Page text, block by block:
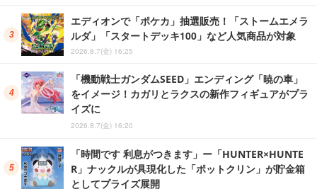
エディオンで「ポケカ」抽選販売！「ストームエメラ
ルダ」「スタートデッキ100」など人気商品が対象
2026.8.7(金) 16:25
「機動戦士ガンダムSEED」エンディング「暁の車」
をイメージ！カガリとラクスの新作フィギュアがプラ
イズに
2026.8.7(金) 16:20
「時間です 利息がつきます」ー「HUNTER×HUNTE
R」ナックルが具現化した「ポットクリン」が貯金箱
としてプライズ展開